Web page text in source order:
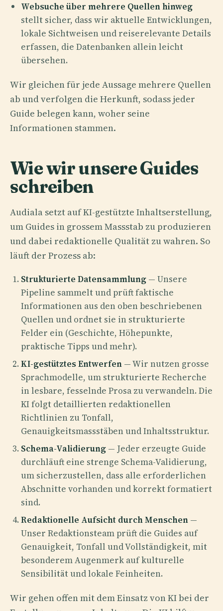
Websuche über mehrere Quellen hinweg
stellt sicher, dass wir aktuelle Entwicklungen,
lokale Sichtweisen und reiserelevante Details
erfassen, die Datenbanken allein leicht
übersehen.
Wir gleichen für jede Aussage mehrere Quellen
ab und verfolgen die Herkunft, sodass jeder
Guide belegen kann, woher seine
Informationen stammen.
Wie wir unsere Guides
schreiben
Audiala setzt auf KI-gestützte Inhaltserstellung,
um Guides in grossem Massstab zu produzieren
und dabei redaktionelle Qualität zu wahren. So
läuft der Prozess ab:
Strukturierte Datensammlung — Unsere
Pipeline sammelt und prüft faktische
Informationen aus den oben beschriebenen
Quellen und ordnet sie in strukturierte
Felder ein (Geschichte, Höhepunkte,
praktische Tipps und mehr).
KI-gestütztes Entwerfen — Wir nutzen grosse
Sprachmodelle, um strukturierte Recherche
in lesbare, fesselnde Prosa zu verwandeln. Die
KI folgt detaillierten redaktionellen
Richtlinien zu Tonfall,
Genauigkeitsmassstäben und Inhaltsstruktur.
Schema-Validierung — Jeder erzeugte Guide
durchläuft eine strenge Schema-Validierung,
um sicherzustellen, dass alle erforderlichen
Abschnitte vorhanden und korrekt formatiert
sind.
Redaktionelle Aufsicht durch Menschen —
Unser Redaktionsteam prüft die Guides auf
Genauigkeit, Tonfall und Vollständigkeit, mit
besonderem Augenmerk auf kulturelle
Sensibilität und lokale Feinheiten.
Wir gehen offen mit dem Einsatz von KI bei der